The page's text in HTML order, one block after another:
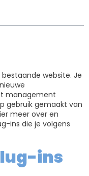
website. Je
management
gebruik gemaakt van
meer over en
ins die je volgens
ins